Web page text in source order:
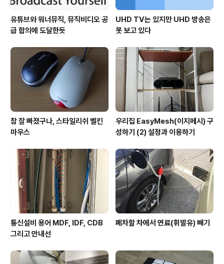
유튜브와 워너뮤직, 뮤직비디오 공
급 합의에 도달한듯
UHD TV는 있지만 UHD 방송은
못 보고 있다
참 잘 빠졌구나, 스타일리쉬 벨킨
마우스
우리집 EasyMesh(이지메시) 구
성하기 (2) 설정과 이용하기
통신설비 용어 MDF, IDF, CDB
그리고 안내선
폐차할 차에서 연료(휘발유) 빼기